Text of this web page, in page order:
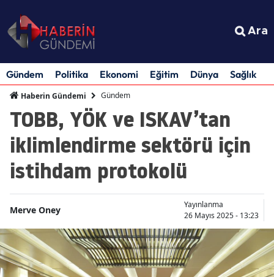
Ara
Gündem Politika Ekonomi Eğitim Dünya Sağlık
Haberin Gündemi Gündem
TOBB, YÖK ve ISKAV’tan
iklimlendirme sektörü için
istihdam protokolü
Merve Oney
Yayınlanma
26 Mayıs 2025 - 13:23